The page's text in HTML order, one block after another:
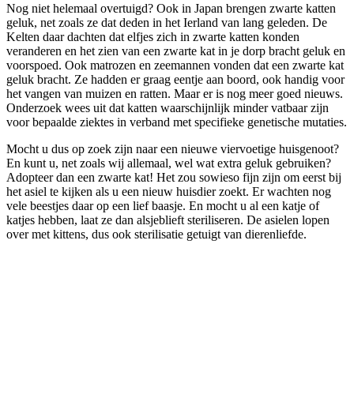
Nog niet helemaal overtuigd? Ook in Japan brengen zwarte katten
geluk, net zoals ze dat deden in het Ierland van lang geleden. De
Kelten daar dachten dat elfjes zich in zwarte katten konden
veranderen en het zien van een zwarte kat in je dorp bracht geluk en
voorspoed. Ook matrozen en zeemannen vonden dat een zwarte kat
geluk bracht. Ze hadden er graag eentje aan boord, ook handig voor
het vangen van muizen en ratten. Maar er is nog meer goed nieuws.
Onderzoek wees uit dat katten waarschijnlijk minder vatbaar zijn
voor bepaalde ziektes in verband met specifieke genetische mutaties.
Mocht u dus op zoek zijn naar een nieuwe viervoetige huisgenoot?
En kunt u, net zoals wij allemaal, wel wat extra geluk gebruiken?
Adopteer dan een zwarte kat! Het zou sowieso fijn zijn om eerst bij
het asiel te kijken als u een nieuw huisdier zoekt. Er wachten nog
vele beestjes daar op een lief baasje. En mocht u al een katje of
katjes hebben, laat ze dan alsjeblieft steriliseren. De asielen lopen
over met kittens, dus ook sterilisatie getuigt van dierenliefde.